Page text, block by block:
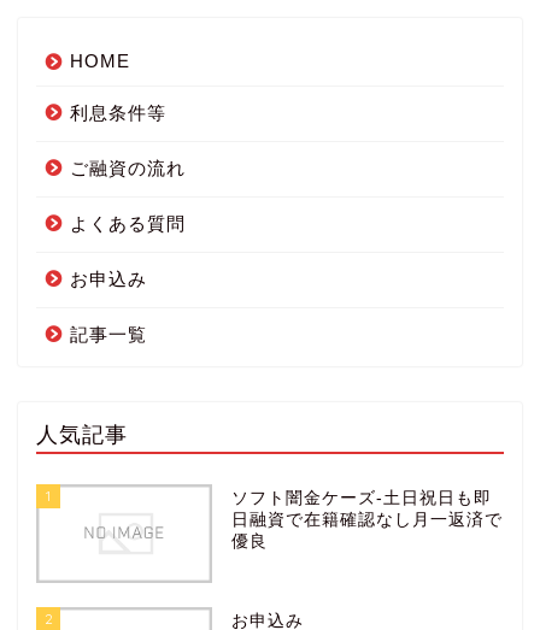
HOME
利息条件等
ご融資の流れ
よくある質問
お申込み
記事一覧
人気記事
1
ソフト闇金ケーズ-土日祝日も即
日融資で在籍確認なし月一返済で
優良
2 お申込み